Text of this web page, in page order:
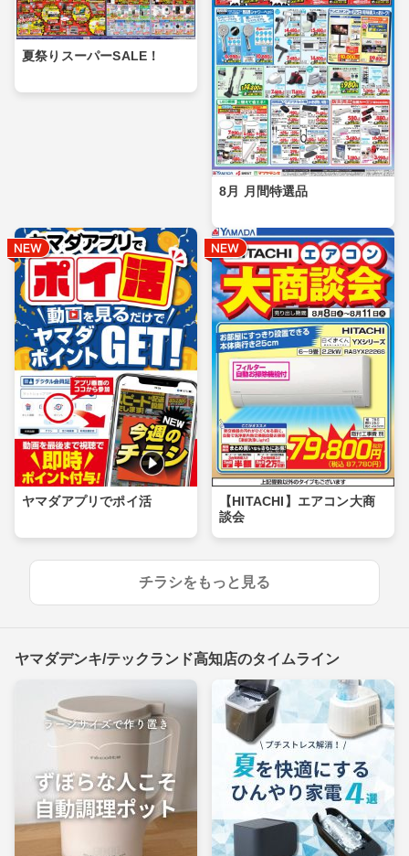
夏祭りスーパーSALE！
8月 月間特選品
ヤマダアプリでポイ活
【HITACHI】エアコン大商
談会
チラシをもっと見る
ヤマダデンキ/テックランド高知店のタイムライン